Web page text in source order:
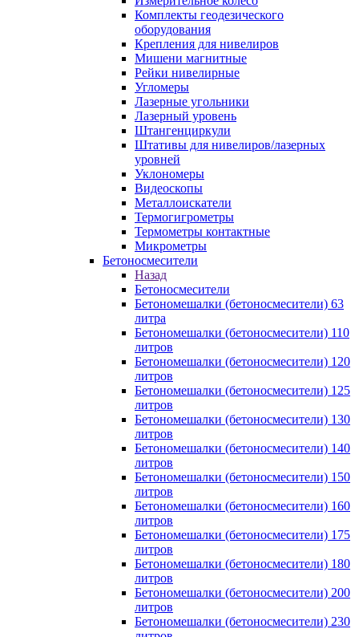
Комплекты геодезического
оборудования
Крепления для нивелиров
Мишени магнитные
Рейки нивелирные
Угломеры
Лазерные угольники
Лазерный уровень
Штангенциркули
Штативы для нивелиров/лазерных
уровней
Уклономеры
Видеоскопы
Металлоискатели
Термогигрометры
Термометры контактные
Микрометры
Бетоносмесители
Назад
Бетоносмесители
Бетономешалки (бетоносмесители) 63
литра
Бетономешалки (бетоносмесители) 110
литров
Бетономешалки (бетоносмесители) 120
литров
Бетономешалки (бетоносмесители) 125
литров
Бетономешалки (бетоносмесители) 130
литров
Бетономешалки (бетоносмесители) 140
литров
Бетономешалки (бетоносмесители) 150
литров
Бетономешалки (бетоносмесители) 160
литров
Бетономешалки (бетоносмесители) 175
литров
Бетономешалки (бетоносмесители) 180
литров
Бетономешалки (бетоносмесители) 200
литров
Бетономешалки (бетоносмесители) 230